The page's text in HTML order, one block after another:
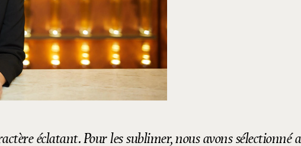
éclatant. Pour les sublimer, nous avons sélectionné